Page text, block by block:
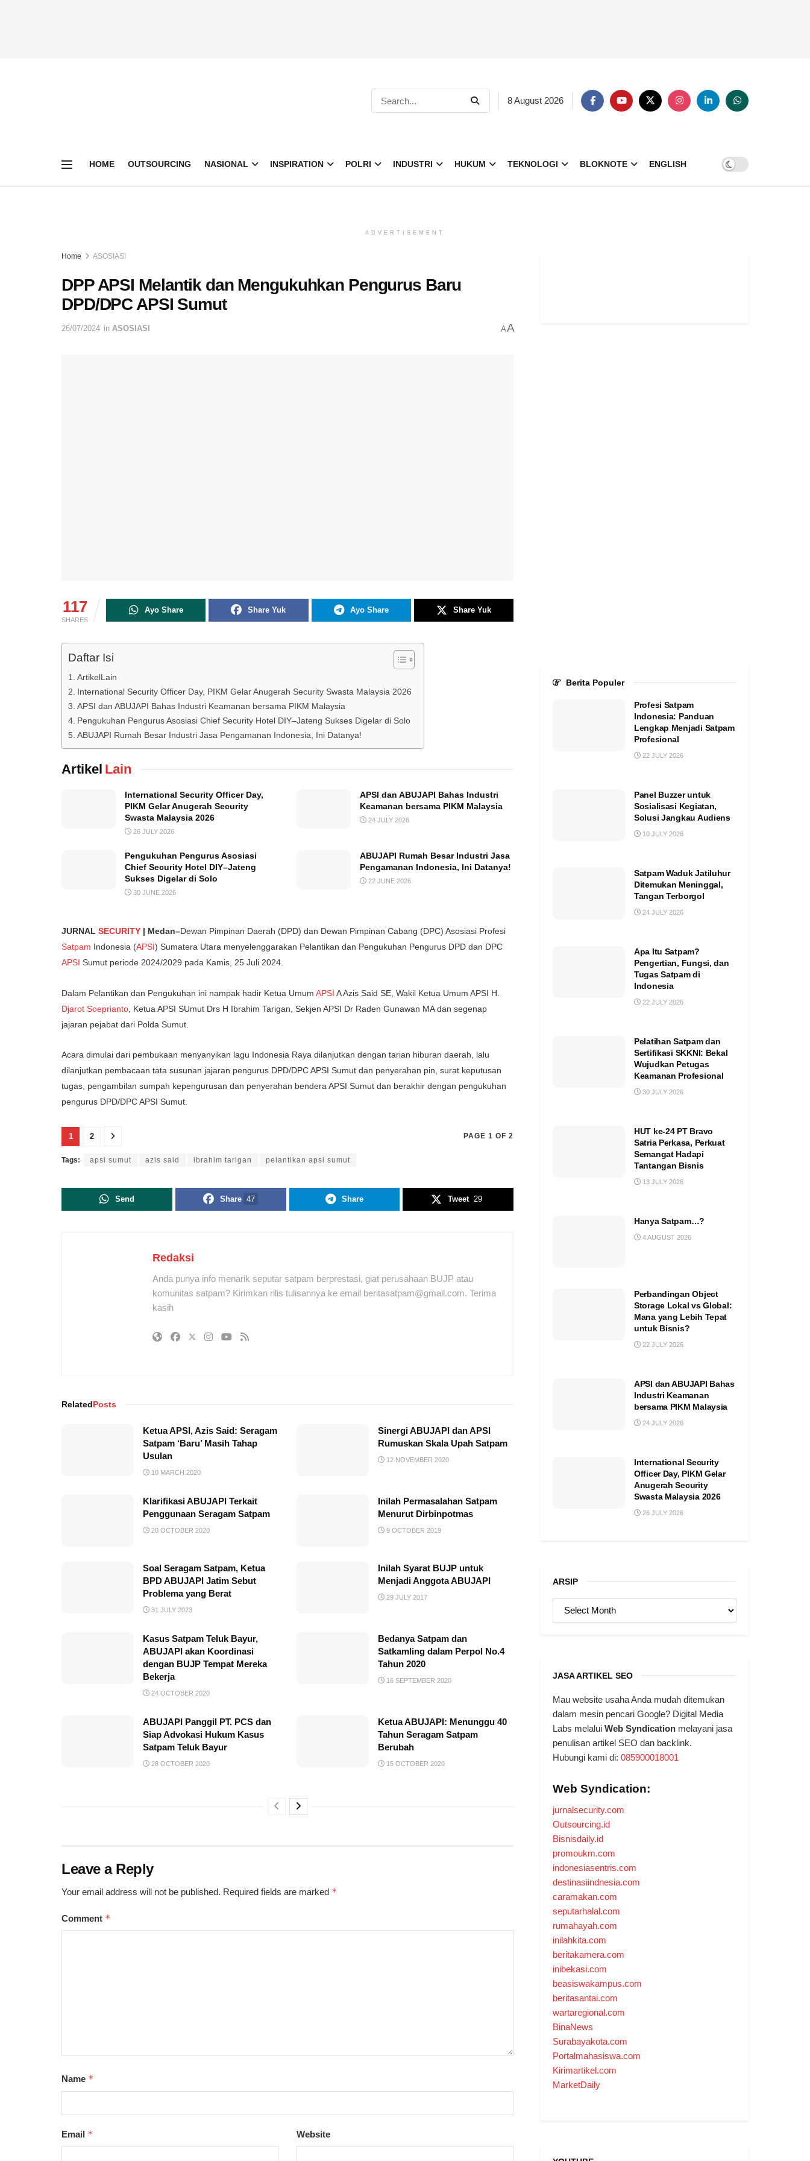
8 August 2026
HOME OUTSOURCING NASIONAL INSPIRATION POLRI INDUSTRI HUKUM TEKNOLOGI BLOKNOTE ENGLISH
ADVERTISEMENT
Home ASOSIASI
DPP APSI Melantik dan Mengukuhkan Pengurus Baru
DPD/DPC APSI Sumut
26/07/2024 in ASOSIASI AA
117
SHARES
Ayo Share Share Yuk Ayo Share Share Yuk
Daftar Isi
ArtikelLain
International Security Officer Day, PIKM Gelar Anugerah Security Swasta Malaysia 2026
APSI dan ABUJAPI Bahas Industri Keamanan bersama PIKM Malaysia
Pengukuhan Pengurus Asosiasi Chief Security Hotel DIY–Jateng Sukses Digelar di Solo
ABUJAPI Rumah Besar Industri Jasa Pengamanan Indonesia, Ini Datanya!
Artikel Lain
International Security Officer Day,
PIKM Gelar Anugerah Security
Swasta Malaysia 2026
26 JULY 2026
APSI dan ABUJAPI Bahas Industri
Keamanan bersama PIKM Malaysia
24 JULY 2026
Pengukuhan Pengurus Asosiasi
Chief Security Hotel DIY–Jateng
Sukses Digelar di Solo
30 JUNE 2026
ABUJAPI Rumah Besar Industri Jasa
Pengamanan Indonesia, Ini Datanya!
22 JUNE 2026
JURNAL SECURITY | Medan–Dewan Pimpinan Daerah (DPD) dan Dewan Pimpinan Cabang (DPC) Asosiasi Profesi
Satpam Indonesia (APSI) Sumatera Utara menyelenggarakan Pelantikan dan Pengukuhan Pengurus DPD dan DPC
APSI Sumut periode 2024/2029 pada Kamis, 25 Juli 2024.
Dalam Pelantikan dan Pengukuhan ini nampak hadir Ketua Umum APSI A Azis Said SE, Wakil Ketua Umum APSI H.
Djarot Soeprianto , Ketua APSI SUmut Drs H Ibrahim Tarigan, Sekjen APSI Dr Raden Gunawan MA dan segenap
jajaran pejabat dari Polda Sumut.
Acara dimulai dari pembukaan menyanyikan lagu Indonesia Raya dilanjutkan dengan tarian hiburan daerah, lalu
dilanjutkan pembacaan tata susunan jajaran pengurus DPD/DPC APSI Sumut dan penyerahan pin, surat keputusan
tugas, pengambilan sumpah kepengurusan dan penyerahan bendera APSI Sumut dan berakhir dengan pengukuhan
pengurus DPD/DPC APSI Sumut.
PAGE 1 OF 2
1 2
Tags: apsi sumut azis said ibrahim tarigan pelantikan apsi sumut
Send Share 47 Share Tweet 29
Redaksi
Anda punya info menarik seputar satpam berprestasi, giat perusahaan BUJP atau
komunitas satpam? Kirimkan rilis tulisannya ke email beritasatpam@gmail.com. Terima
kasih
RelatedPosts
Ketua APSI, Azis Said: Seragam
Satpam ‘Baru’ Masih Tahap
Usulan
10 MARCH 2020
Sinergi ABUJAPI dan APSI
Rumuskan Skala Upah Satpam
12 NOVEMBER 2020
Klarifikasi ABUJAPI Terkait
Penggunaan Seragam Satpam
20 OCTOBER 2020
Inilah Permasalahan Satpam
Menurut Dirbinpotmas
9 OCTOBER 2019
Soal Seragam Satpam, Ketua
BPD ABUJAPI Jatim Sebut
Problema yang Berat
31 JULY 2023
Inilah Syarat BUJP untuk
Menjadi Anggota ABUJAPI
29 JULY 2017
Kasus Satpam Teluk Bayur,
ABUJAPI akan Koordinasi
dengan BUJP Tempat Mereka
Bekerja
24 OCTOBER 2020
Bedanya Satpam dan
Satkamling dalam Perpol No.4
Tahun 2020
16 SEPTEMBER 2020
ABUJAPI Panggil PT. PCS dan
Siap Advokasi Hukum Kasus
Satpam Teluk Bayur
28 OCTOBER 2020
Ketua ABUJAPI: Menunggu 40
Tahun Seragam Satpam
Berubah
15 OCTOBER 2020
Leave a Reply
Your email address will not be published. Required fields are marked *
Comment *
Name *
Email * Website
Berita Populer
Profesi Satpam
Indonesia: Panduan
Lengkap Menjadi Satpam
Profesional
22 JULY 2026
Panel Buzzer untuk
Sosialisasi Kegiatan,
Solusi Jangkau Audiens
10 JULY 2026
Satpam Waduk Jatiluhur
Ditemukan Meninggal,
Tangan Terborgol
24 JULY 2026
Apa Itu Satpam?
Pengertian, Fungsi, dan
Tugas Satpam di
Indonesia
22 JULY 2026
Pelatihan Satpam dan
Sertifikasi SKKNI: Bekal
Wujudkan Petugas
Keamanan Profesional
30 JULY 2026
HUT ke-24 PT Bravo
Satria Perkasa, Perkuat
Semangat Hadapi
Tantangan Bisnis
13 JULY 2026
Hanya Satpam…?
4 AUGUST 2026
Perbandingan Object
Storage Lokal vs Global:
Mana yang Lebih Tepat
untuk Bisnis?
22 JULY 2026
APSI dan ABUJAPI Bahas
Industri Keamanan
bersama PIKM Malaysia
24 JULY 2026
International Security
Officer Day, PIKM Gelar
Anugerah Security
Swasta Malaysia 2026
26 JULY 2026
ARSIP
ARSIP
JASA ARTIKEL SEO
Mau website usaha Anda mudah ditemukan
dalam mesin pencari Google? Digital Media
Labs melalui Web Syndication melayani jasa
penulisan artikel SEO dan backlink.
Hubungi kami di: 085900018001
Web Syndication:
jurnalsecurity.com
Outsourcing.id
Bisnisdaily.id
promoukm.com
indonesiasentris.com
destinasiindnesia.com
caramakan.com
seputarhalal.com
rumahayah.com
inilahkita.com
beritakamera.com
inibekasi.com
beasiswakampus.com
beritasantai.com
wartaregional.com
BinaNews
Surabayakota.com
Portalmahasiswa.com
Kirimartikel.com
MarketDaily